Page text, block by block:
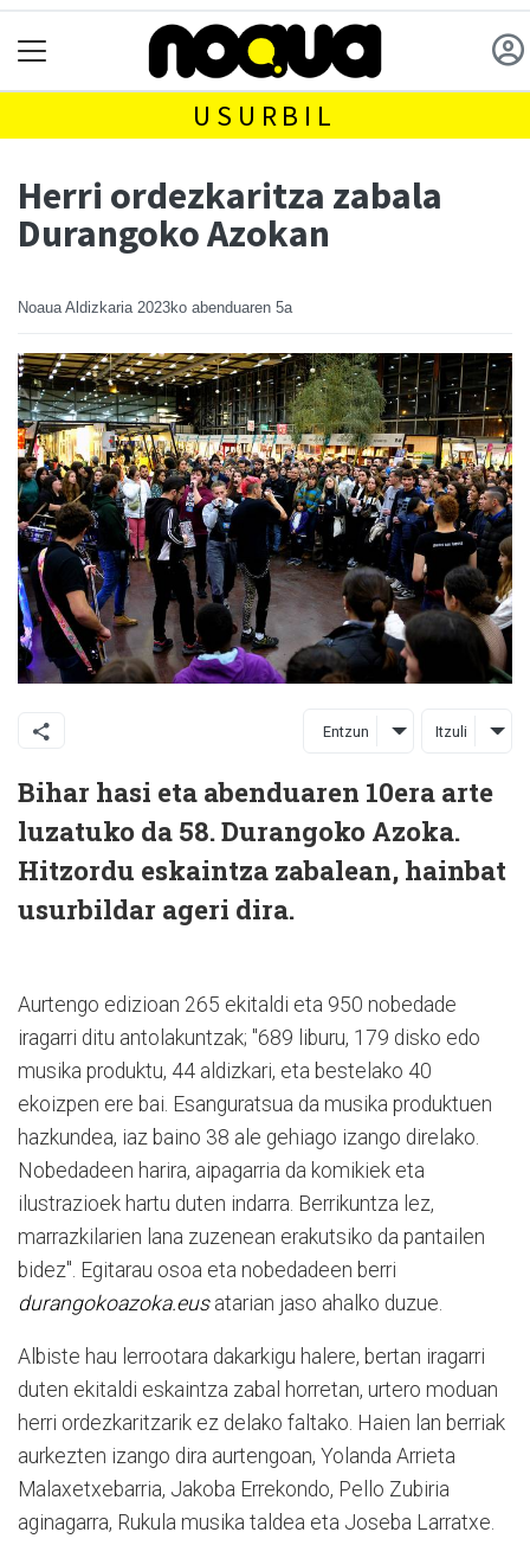
USURBIL
Herri ordezkaritza zabala
Durangoko Azokan
Noaua Aldizkaria 2023ko abenduaren 5a
Entzun Itzuli
Bihar hasi eta abenduaren 10era arte
luzatuko da 58. Durangoko Azoka.
Hitzordu eskaintza zabalean, hainbat
usurbildar ageri dira.
Aurtengo edizioan 265 ekitaldi eta 950 nobedade
iragarri ditu antolakuntzak; "689 liburu, 179 disko edo
musika produktu, 44 aldizkari, eta bestelako 40
ekoizpen ere bai. Esanguratsua da musika produktuen
hazkundea, iaz baino 38 ale gehiago izango direlako.
Nobedadeen harira, aipagarria da komikiek eta
ilustrazioek hartu duten indarra. Berrikuntza lez,
marrazkilarien lana zuzenean erakutsiko da pantailen
bidez". Egitarau osoa eta nobedadeen berri
durangokoazoka.eusatarian jaso ahalko duzue.
Albiste hau lerrootara dakarkigu halere, bertan iragarri
duten ekitaldi eskaintza zabal horretan, urtero moduan
herri ordezkaritzarik ez delako faltako. Haien lan berriak
aurkezten izango dira aurtengoan, Yolanda Arrieta
Malaxetxebarria, Jakoba Errekondo, Pello Zubiria
aginagarra, Rukula musika taldea eta Joseba Larratxe.